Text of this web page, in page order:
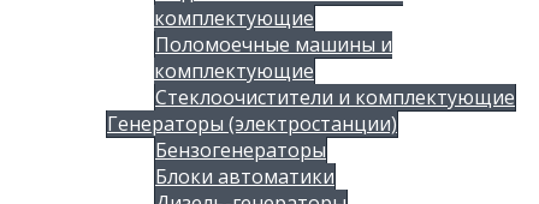
комплектующие
Поломоечные машины и
комплектующие
Стеклоочистители и комплектующие
Генераторы (электростанции)
Бензогенераторы
Блоки автоматики